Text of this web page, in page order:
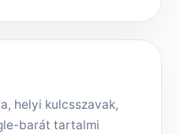
helyi kulcsszavak,
barát tartalmi